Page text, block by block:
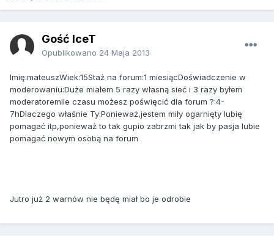
Gość IceT
Opublikowano 24 Maja 2013
Imię:mateuszWiek:15Staż na forum:1 miesiącDoświadczenie w
moderowaniu:Duże miałem 5 razy własną sieć i 3 razy byłem
moderatoremIle czasu możesz poświęcić dla forum ?:4-
7hDlaczego właśnie Ty:Ponieważ,jestem miły ogarnięty lubię
pomagać itp,ponieważ to tak gupio zabrzmi tak jak by pasja lubie
pomagać nowym osobą na forum
Jutro już 2 warnów nie będę miał bo je odrobie